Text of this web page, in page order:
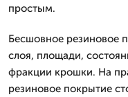
простым.
Бесшовное резиновое
слоя, площади,
фракции крошки. На
резиновое покрытие